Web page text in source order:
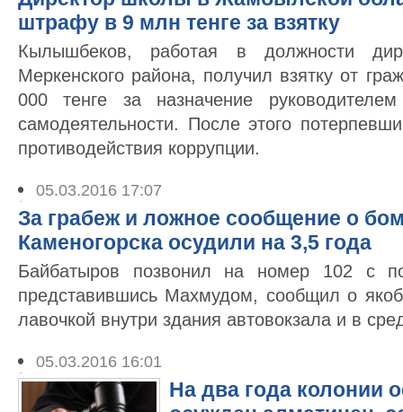
штрафу в 9 млн тенге за взятку
Кылышбеков, работая в должности
Меркенского района, получил взятку от
000 тенге за назначение
самодеятельности. После этого
противодействия коррупции.
05.03.2016 17:07
За грабеж и ложное сообщение о
Каменогорска осудили на 3,5 года
Байбатыров позвонил на номер 102 с
представившись Махмудом, сообщил о
лавочкой внутри здания автовокзала и в
05.03.2016 16:01
На два года колонии